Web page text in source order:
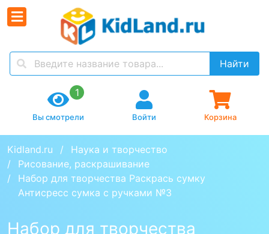
Найти
1
Вы смотрели Войти Корзина
Kidland.ru
Наука и творчество
Рисование, раскрашивание
Набор для творчества Раскрась сумку
Антисресс сумка с ручками №3
Набор для творчества